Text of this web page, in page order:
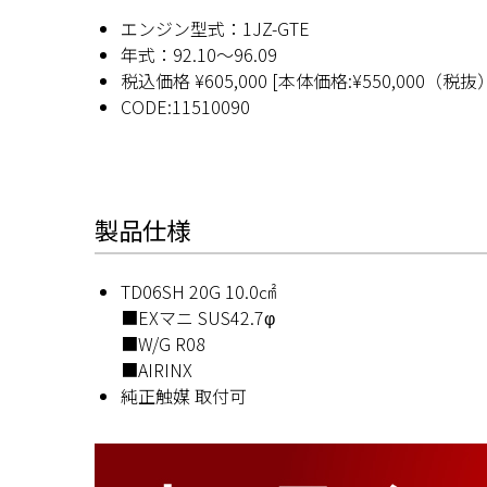
エンジン型式：1JZ-GTE
年式：92.10〜96.09
税込価格 ¥605,000 [本体価格:¥550,000（税抜
CODE:11510090
製品仕様
TD06SH 20G 10.0㎠
■EXマニ SUS42.7φ
■W/G R08
■AIRINX
純正触媒 取付可